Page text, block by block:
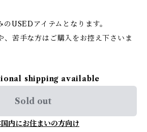
USEDアイテムとなります。
、苦手な方はご購入をお控え下さいま
shipping available
Sold out
国内にお住まいの方向け